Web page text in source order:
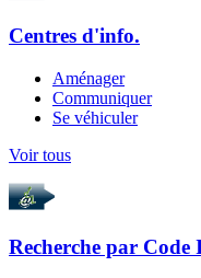
Centres d'info.
Aménager
Communiquer
Se véhiculer
Voir tous
Recherche par Code